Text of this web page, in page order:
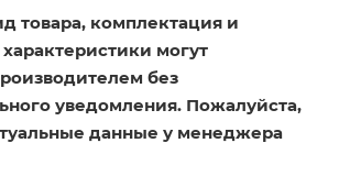
товара, комплектация и
могут
без
уведомления. Пожалуйста,
данные у менеджера